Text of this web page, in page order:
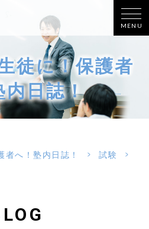
MENU
徒に！保護者
内日誌！
へ！塾内日誌！
> 試験
>
BLOG